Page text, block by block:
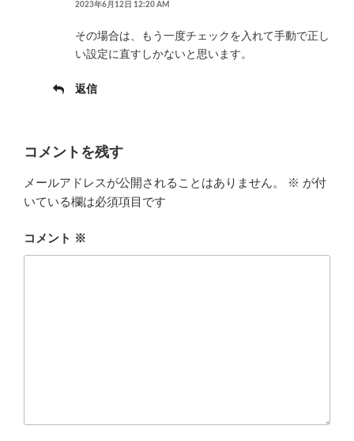
2023年6月12日 12:20 AM
その場合は、もう一度チェックを入れて手動で正し
い設定に直すしかないと思います。
返信
コメントを残す
メールアドレスが公開されることはありません。 ※ が付
いている欄は必須項目です
コメント ※